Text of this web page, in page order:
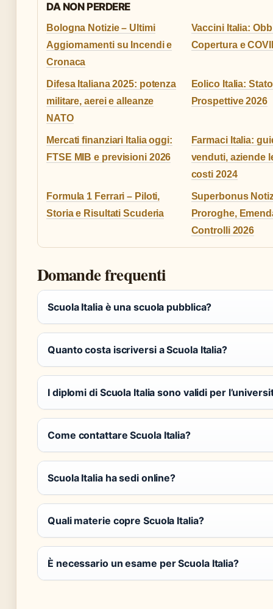
DA NON PERDERE
Bologna Notizie – Ultimi
Aggiornamenti su Incendi e
Cronaca
Vaccini Italia:
Copertura e
Difesa Italiana 2025: potenza
militare, aerei e alleanze
NATO
Eolico Italia:
Prospettive 2026
Mercati finanziari Italia oggi:
FTSE MIB e previsioni 2026
Farmaci Italia:
venduti, aziende
costi 2024
Formula 1 Ferrari – Piloti,
Storia e Risultati Scuderia
Superbonus
Proroghe,
Controlli 2026
Domande frequenti
Scuola Italia è una scuola pubblica?
Quanto costa iscriversi a Scuola Italia?
I diplomi di Scuola Italia sono validi per
Come contattare Scuola Italia?
Scuola Italia ha sedi online?
Quali materie copre Scuola Italia?
È necessario un esame per Scuola Italia?